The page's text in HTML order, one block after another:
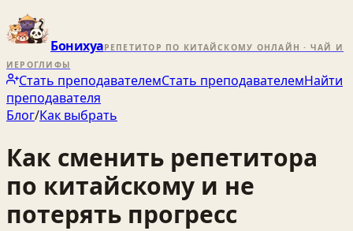
БонихуаРЕПЕТИТОР ПО КИТАЙСКОМУ ОНЛАЙН · ЧАЙ И
ИЕРОГЛИФЫ
Стать преподавателемСтать преподавателемНайти
преподавателя
Блог/Как выбрать
Как сменить репетитора
по китайскому и не
потерять прогресс